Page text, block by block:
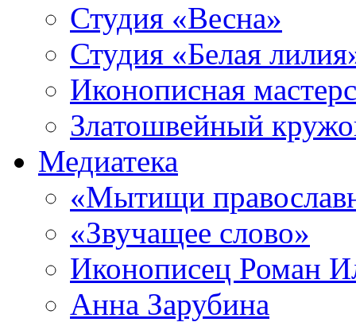
Студия «Весна»
Студия «Белая
Иконописная
Златошвейный
Медиатека
«Мытищи
«Звучащее слово»
Иконописец Роман
Анна Зарубина